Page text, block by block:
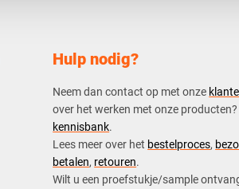
Hulp nodig?
Neem dan contact op met onze
over het werken met onze
kennisbank.
​Lees meer over het bestelproces,
betalen, retouren.​
​Wilt u een proefstukje/sample